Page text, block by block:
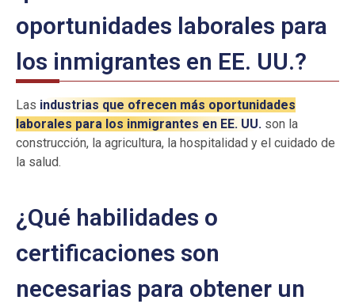
oportunidades laborales para
los inmigrantes en EE. UU.?
Las industrias que ofrecen más oportunidades
laborales para los inmigrantes en EE. UU. son la
construcción, la agricultura, la hospitalidad y el cuidado de
la salud.
¿Qué habilidades o
certificaciones son
necesarias para obtener un